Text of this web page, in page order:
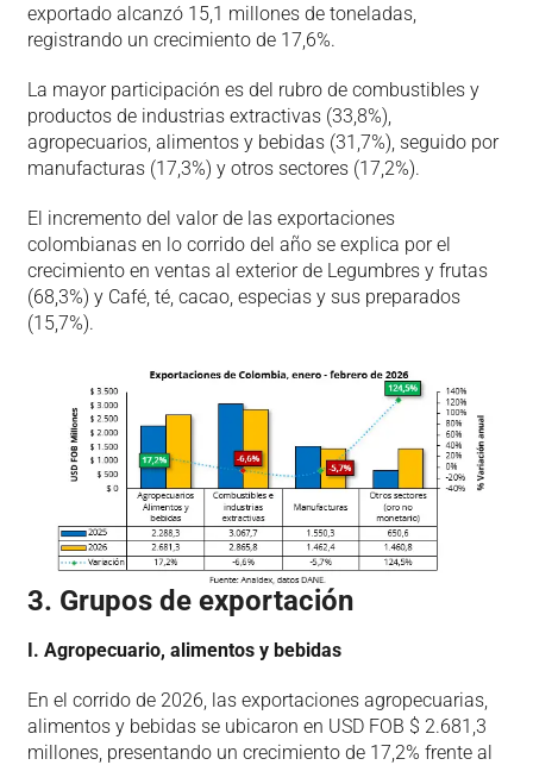
exportado alcanzó 15,1 millones de toneladas,
registrando un crecimiento de 17,6%.
La mayor participación es del rubro de combustibles y
productos de industrias extractivas (33,8%),
agropecuarios, alimentos y bebidas (31,7%), seguido por
manufacturas (17,3%) y otros sectores (17,2%).
El incremento del valor de las exportaciones
colombianas en lo corrido del año se explica por el
crecimiento en ventas al exterior de Legumbres y frutas
(68,3%) y Café, té, cacao, especias y sus preparados
(15,7%).
3. Grupos de exportación
I. Agropecuario, alimentos y bebidas
En el corrido de 2026, las exportaciones agropecuarias,
alimentos y bebidas se ubicaron en USD FOB $ 2.681,3
millones, presentando un crecimiento de 17,2% frente al